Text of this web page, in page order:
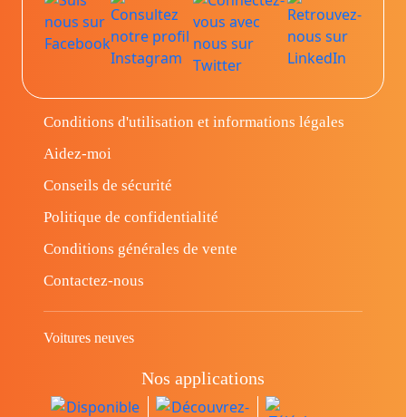
Conditions d'utilisation et informations légales
Aidez-moi
Conseils de sécurité
Politique de confidentialité
Conditions générales de vente
Contactez-nous
Voitures neuves
Nos applications